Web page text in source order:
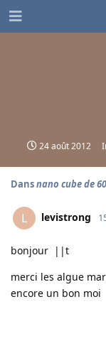
24 août 2012
Dansnano cube de
L levistrong
bonjour ||t
merci les algue
encore un bon moi